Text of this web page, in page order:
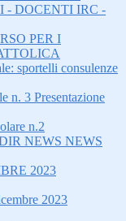
- DOCENTI IRC -
PER I
sportelli consulenze
n. 3 Presentazione
n.2
NEWS NEWS
2023
2023